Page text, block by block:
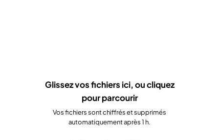
Glissez vos fichiers ici, oucliquez
pour parcourir
Vos fichiers sont chiffrés et supprimés
automatiquement après 1 h.